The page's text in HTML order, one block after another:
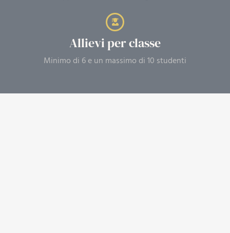
Allievi per classe
Minimo di 6 e un massimo di 10 studenti